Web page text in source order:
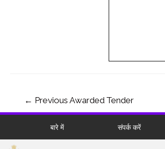
← Previous Awarded Tender
बारे में संपर्क करें